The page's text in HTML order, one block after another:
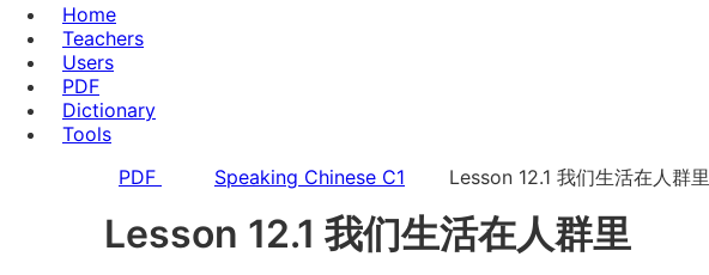
Home
Teachers
Users
PDF
Dictionary
Tools
PDF
Speaking Chinese C1 Lesson 12.1 我们生活在人群里
Lesson 12.1 我们生活在人群里